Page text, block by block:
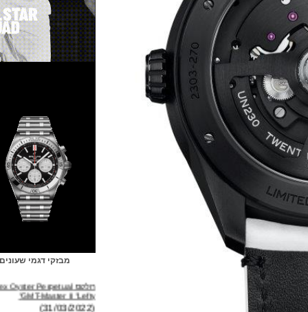
מבזקי דגמי שעונים
GMT-Master II "Lefty"